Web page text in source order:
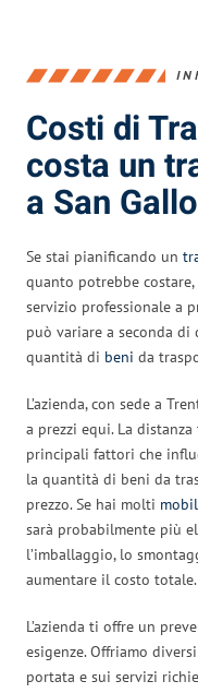
Costi di
costa un
a San Gallo
Se stai pianificando un
quanto potrebbe
servizio professionale a
può variare a seconda
quantità di beni da
L’azienda, con sede a
a prezzi equi. La
principali fattori che
la quantità di beni da
prezzo. Se hai molti
sarà probabilmente più
l’imballaggio, lo
aumentare il costo totale.
L’azienda ti offre un
esigenze. Offriamo
portata e sui servizi